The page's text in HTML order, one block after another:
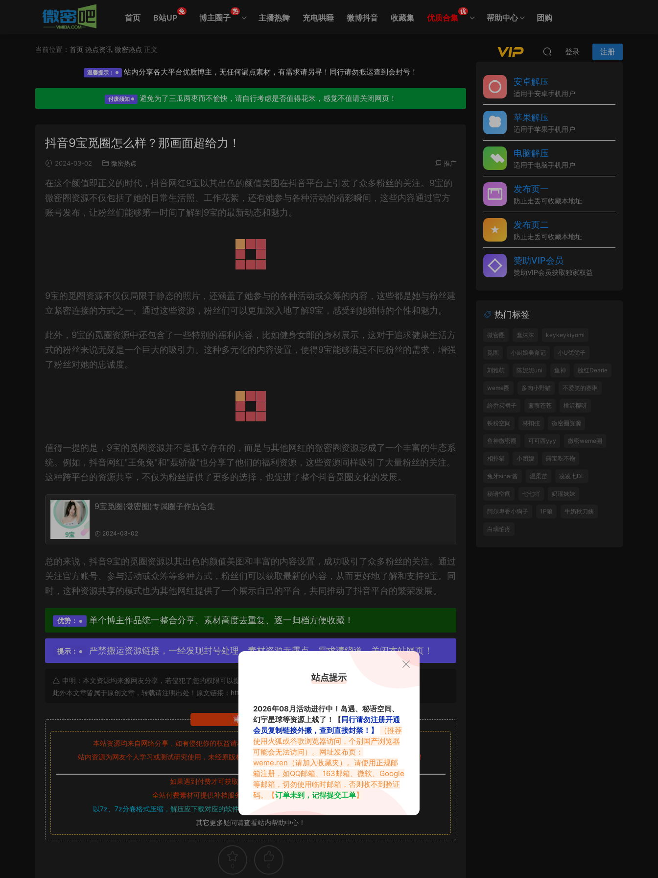
首页 B站UP
免
博主圈子
热
主播热舞 充电哄睡 微博抖音 收藏集 优质合集
优
帮助中心 团购
登录 注册
当前位置： 首页 热点资讯 微密热点 正文
温馨提示： 站内分享各大平台优质博主，无任何漏点素材，有需求请另寻！同行请勿搬运查到会封号！
付废须知 避免为了三瓜两枣而不愉快，请自行考虑是否值得花米，感觉不值请关闭网页！
抖音9宝觅圈怎么样？那画面超给力！
2024-03-02 微密热点 推广
在这个颜值即正义的时代，抖音网红9宝以其出色的颜值美图在抖音平台上引发了众多粉丝的关注。9宝的
微密圈资源不仅包括了她的日常生活照、工作花絮，还有她参与各种活动的精彩瞬间，这些内容通过官方
账号发布，让粉丝们能够第一时间了解到9宝的最新动态和魅力。
9宝的觅圈资源不仅仅局限于静态的照片，还涵盖了她参与的各种活动或众筹的内容，这些都是她与粉丝建
立紧密连接的方式之一。通过这些资源，粉丝们可以更加深入地了解9宝，感受到她独特的个性和魅力。
此外，9宝的觅圈资源中还包含了一些特别的福利内容，比如健身女郎的身材展示，这对于追求健康生活方
式的粉丝来说无疑是一个巨大的吸引力。这种多元化的内容设置，使得9宝能够满足不同粉丝的需求，增强
了粉丝对她的忠诚度。
值得一提的是，9宝的觅圈资源并不是孤立存在的，而是与其他网红的微密圈资源形成了一个丰富的生态系
统。例如，抖音网红"王兔兔"和"聂骄傲"也分享了他们的福利资源，这些资源同样吸引了大量粉丝的关注。
这种跨平台的资源共享，不仅为粉丝提供了更多的选择，也促进了整个抖音觅圈文化的发展。
9宝觅圈(微密圈)专属圈子作品合集
2024-03-02
总的来说，抖音9宝的觅圈资源以其出色的颜值美图和丰富的内容设置，成功吸引了众多粉丝的关注。通过
关注官方账号、参与活动或众筹等多种方式，粉丝们可以获取最新的内容，从而更好地了解和支持9宝。同
时，这种资源共享的模式也为其他网红提供了一个展示自己的平台，共同推动了抖音平台的繁荣发展。
优势： 单个博主作品统一整合分享、素材高度去重复、逐一归档方便收藏！
提示： 严禁搬运资源链接，一经发现封号处理，素材资源无露点、需求请绕道，关闭本站网页！
申明：本文资源均来源网友分享，若侵犯了您的权限可以提交工单处理。
此外本文章皆属于原创文章，转载请注明出处！原文链接： https://www.vmiba.com/7019.html
重要声明
本站资源均来自网络分享，如有侵犯你的权益请私信留言收到留言后，我们会第一时间进行审核后删除。
站内资源为网友个人学习或测试研究使用，未经原版权作者许可,禁止用于任何商业途径！请在下载24小时内删除！
如果遇到付费才可获取的素材，建议升级对应的VIP。
全站付费素材可提供补档服务
均有备份 ”，素材以主流网盘分享。
以7z、7z分卷格式压缩， 解压应下载对应的软件操作，
其它更多疑问请查看站内帮助中心！
安卓解压
适用于安卓手机用户
苹果解压
适用于苹果手机用户
电脑解压
适用于电脑手机用户
发布页一
防止走丢可收藏本地址
发布页二
防止走丢可收藏本地址
赞助VIP会员
赞助VIP会员获取独家权益
热门标签
微密圈 蠢沫沫 keykeykiyomi
觅圈 小厨娘美食记 小U优优子
刘雅萌 陈妮妮uni 鱼神 脸红Dearie
weme圈 多肉小野猫 不爱笑的赛琳
给乔买裙子 蒹葭苍苍 桃沢樱呀
铁粉空间 林扣弦 微密圈资源
鱼神微密圈 可可西yyy 微密weme圈
相扑猫 小团嫂 露宝吃不饱
兔牙sinar酱 温柔苗 凌凌七DL
秘语空间 七七吖 奶瑶妹妹
阿尔卑香小狗子 1P狼 牛奶秋刀姨
白璃怕疼
站点提示
2026年08月活动进行中！岛遇、秘语空间、
幻宇星球等资源上线了！【同行请勿注册开通
会员复制链接外搬，查到直接封禁！】
（推荐
使用火狐或谷歌浏览器访问，个别国产浏览器
可能会无法访问）。网址发布页：
weme.ren （请加入收藏夹）。请使用正规邮
箱注册，如QQ邮箱、163邮箱、微软、Google
等邮箱，切勿使用临时邮箱，否则收不到验证
码。【订单未到，记得提交工单】